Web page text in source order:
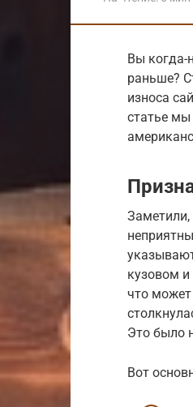
Вы когда-
раньше?
износа
статье мы
кузовом и
что
Это было
Вот